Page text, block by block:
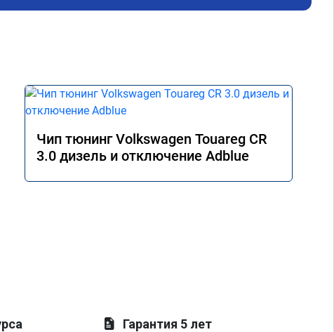
Чип тюнинг Volkswagen Touareg CR
3.0 дизель и отключение Adblue
Гарантия 5 лет